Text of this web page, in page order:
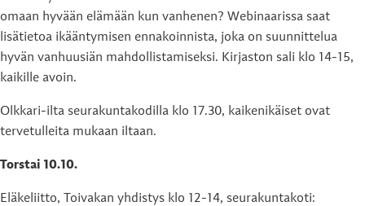
omaan hyvään elämään kun vanhenen? Webinaarissa saat
lisätietoa ikääntymisen ennakoinnista, joka on suunnittelua
hyvän vanhuusiän mahdollistamiseksi. Kirjaston sali klo 14-15,
kaikille avoin.
Olkkari-ilta seurakuntakodilla klo 17.30, kaikenikäiset ovat
tervetulleita mukaan iltaan.
Torstai 10.10.
Eläkeliitto, Toivakan yhdistys klo 12-14, seurakuntakoti: